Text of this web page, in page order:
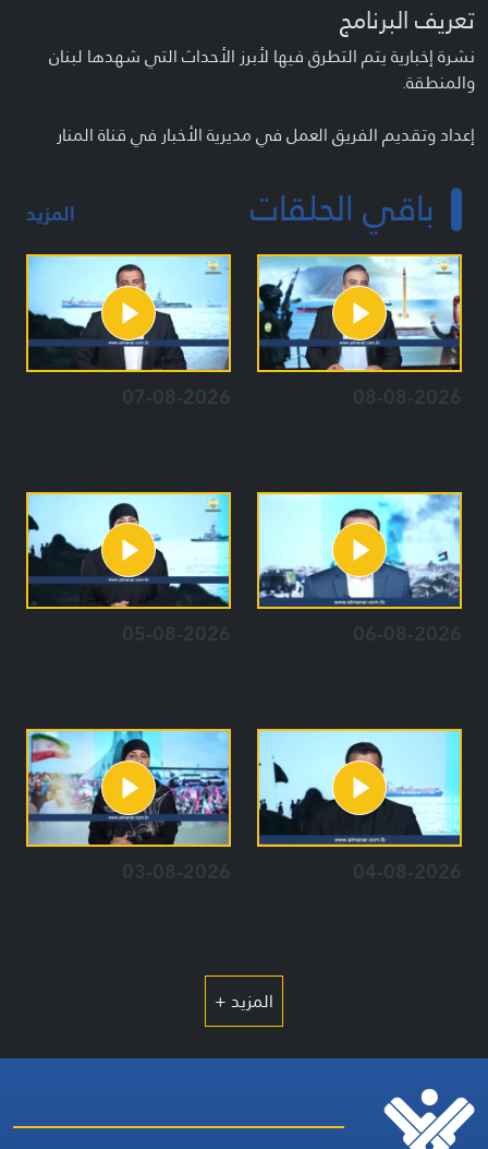
تعريف البرنامج
نشرة إخبارية يتم التطرق فيها لأبرز الأحداث التي شهدها لبنان
والمنطقة.
إعداد وتقديم الفريق العمل في مديرية الأخبار في قناة المنار
باقي الحلقات المزيد
08-08-2026
07-08-2026
06-08-2026
05-08-2026
04-08-2026
03-08-2026
المزيد +